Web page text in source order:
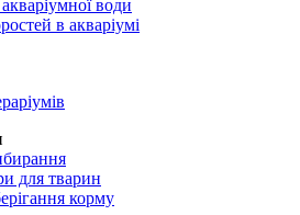
води
в акваріумі
для тварин
корму